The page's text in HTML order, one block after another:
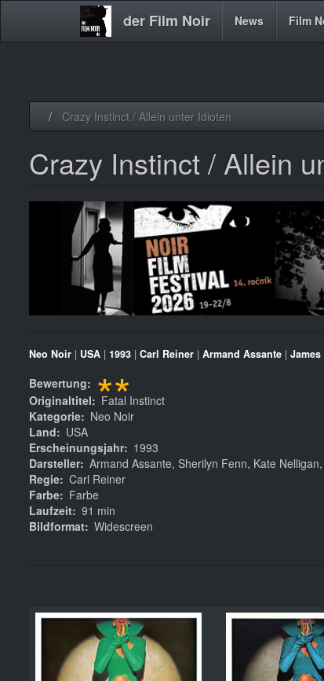
der Film Noir
Main News Film
Crazy Instinct / Allein unter Idioten
Crazy Instinct / Allein
Neo Noir | USA | 1993 | Carl Reiner | Armand Assante | James
Bewertung **
Originaltitel
Fatal Instinct
Kategorie
Neo Noir
Land
USA
Erscheinungsjahr
1993
Darsteller Armand Assante, Sherilyn Fenn, Kate
Regie Carl Reiner
Farbe
Farbe
Laufzeit 91 min
Bildformat Widescreen